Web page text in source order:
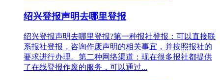
绍兴登报声明去哪里登报
绍兴登报声明去哪里登报?第一种报社登报：可以直接联
系报社登报，咨询作废声明的相关事宜，并按照报社的
要求进行办理。第二种网络渠道：现在很多报社都提供
了在线登报作废的服务，可以通过...